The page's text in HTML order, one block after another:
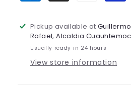
Pickup available at
Rafael, Alcaldia Cuauhtemoc
Usually ready in 24 hours
View store information